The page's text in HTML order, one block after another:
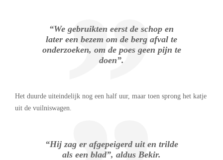
“We gebruikten eerst de schop en
later een bezem om de berg afval te
onderzoeken, om de poes geen pijn te
doen”.
Het duurde uiteindelijk nog een half uur, maar toen sprong het katje
uit de vuilniswagen.
“Hij zag er afgepeigerd uit en trilde
als een blad”, aldus Bekir.